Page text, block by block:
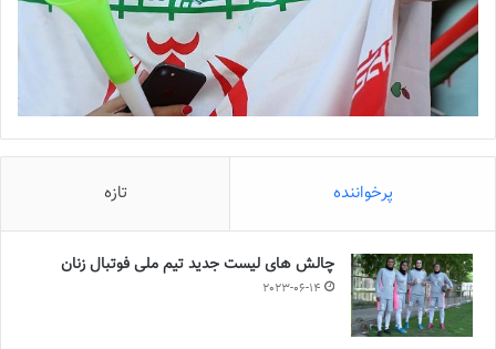
پرخواننده تازه
چالش هاى ليست جدید تيم ملى فوتبال زنان
2023-06-14